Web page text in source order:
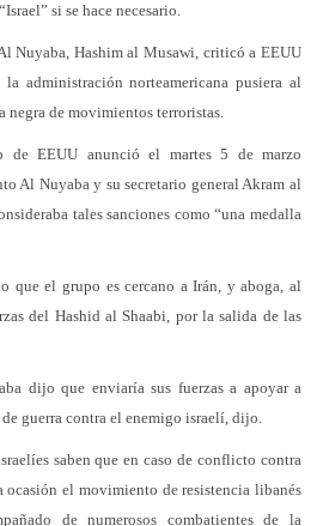
si se hace necesario.
Nuyaba, Hashim al Musawi, criticó a EEUU
la administración norteamericana pusiera al
negra de movimientos terroristas.
de EEUU anunció el martes 5 de marzo
Al Nuyaba y su secretario general Akram al
tales sanciones como “una medalla
que el grupo es cercano a Irán, y aboga, al
del Hashid al Shaabi, por la salida de las
dijo que enviaría sus fuerzas a apoyar a
guerra contra el enemigo israelí, dijo.
saben que en caso de conflicto contra
ocasión el movimiento de resistencia libanés
de numerosos combatientes de la